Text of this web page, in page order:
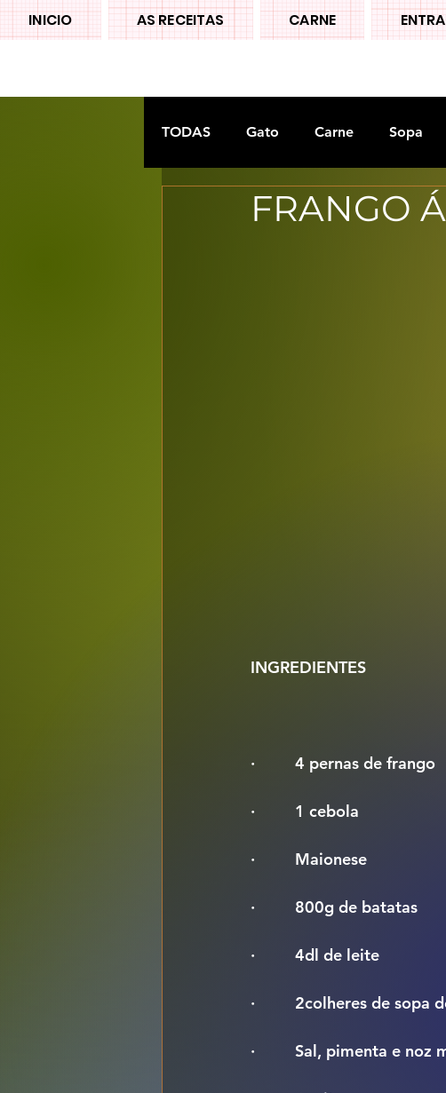
INICIO AS RECEITAS CARNE
TODAS Gato Carne Sopa
Doces tradiconais FRUTAS
FRANGO
INGREDIENTES
·         4 pernas de frango
·         1 cebola
·         Maionese
·         800g de batatas
·         4dl de leite
·         2colheres de sopa
·         Sal, pimenta e noz